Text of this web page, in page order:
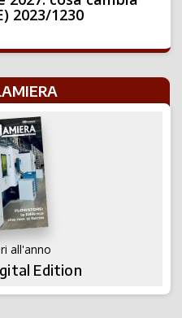
2023/1230
all'anno
Edition